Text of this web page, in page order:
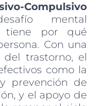
Compulsivo
mental
tiene por qué
Con una
trastorno, el
como la
prevención de
y el apoyo de